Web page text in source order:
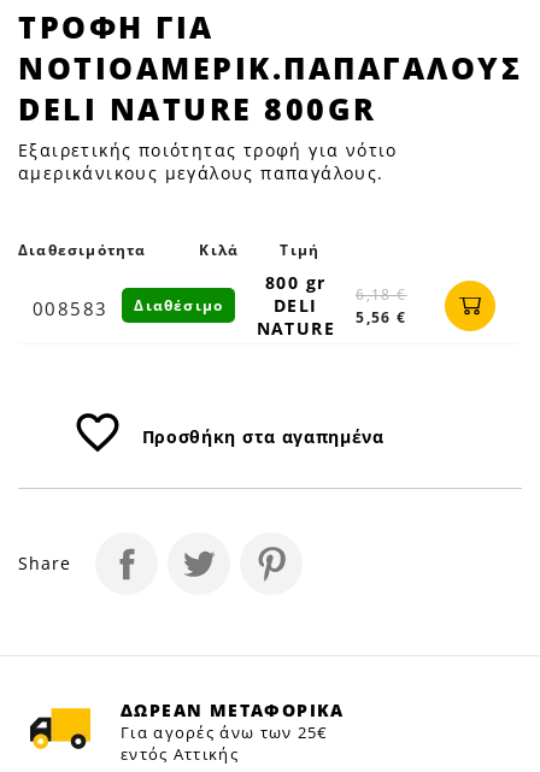
ΤΡΟΦH
ΓΙΑ
ΝΟΤΙΟΑΜΕΡΙΚ.ΠΑΠΑΓΑΛΟΥΣ
DELI
NATURE
800GR
|
ΤΡΟΦH ΓΙΑ
ΝΟΤΙΟΑΜΕΡΙΚ.ΠΑΠΑΓΑΛΟΥΣ
DELI NATURE 800GR
Εξαιρετικής ποιότητας τροφή για νότιο
αμερικάνικους μεγάλους παπαγάλους.
Διαθεσιμότητα Κιλά Τιμή
008583
800 gr
DELI
NATURE
6,18 €
5,56 €
Διαθέσιμο
favorite_border Προσθήκη στα αγαπημένα
Share
ΔΩΡΕΑΝ ΜΕΤΑΦΟΡΙΚΑ
Για αγορές άνω των 25€
εντός Αττικής